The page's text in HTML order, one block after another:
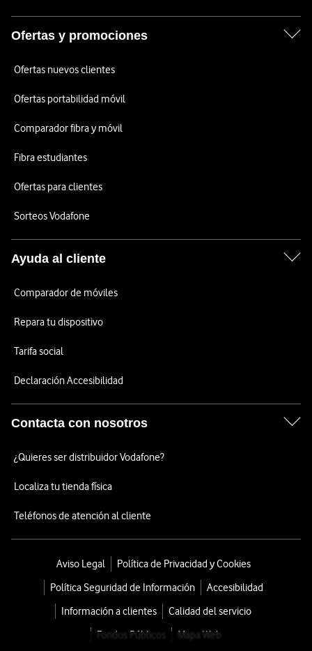
Ofertas y promociones
Ofertas nuevos clientes
Ofertas portabilidad móvil
Comparador fibra y móvil
Fibra estudiantes
Ofertas para clientes
Sorteos Vodafone
Ayuda al cliente
Comparador de móviles
Repara tu dispositivo
Tarifa social
Declaración Accesibilidad
Contacta con nosotros
¿Quieres ser distribuidor Vodafone?
Localiza tu tienda física
Teléfonos de atención al cliente
Aviso Legal
Política de Privacidad y Cookies
Política Seguridad de Información
Accesibilidad
Información a clientes
Calidad del servicio
Fondos Públicos
Mapa Web